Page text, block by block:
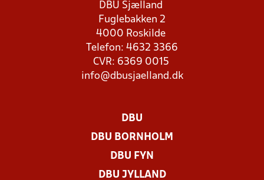
DBU Sjælland
Fuglebakken 2
4000 Roskilde
Telefon: 4632 3366
CVR: 6369 0015
info@dbusjaelland.dk
DBU
DBU BORNHOLM
DBU FYN
DBU JYLLAND